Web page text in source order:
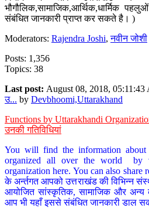
भौगौलिक,सामाजिक,आर्थिक,धार्मिक
संबंधित जानकारी प्राप्त कर सकते है। )
Moderators: Rajendra Joshi,नवीन जोशी
Posts: 1,356
Topics: 38
Last post: August 08, 2018, 05:11:43
उ... by Devbhoomi,Uttarakhand
Functions by Uttarakhandi
उनकी गतिविधियां
You will find the information about
organized all over the world by
organization here. You can also share
के अर्न्तगत आपको उत्तराखंड की विभिन्न
आयोजित सांस्कृतिक, सामाजिक और अन्य
आप भी यहाँ इससे संबंधित जानकारी डाल